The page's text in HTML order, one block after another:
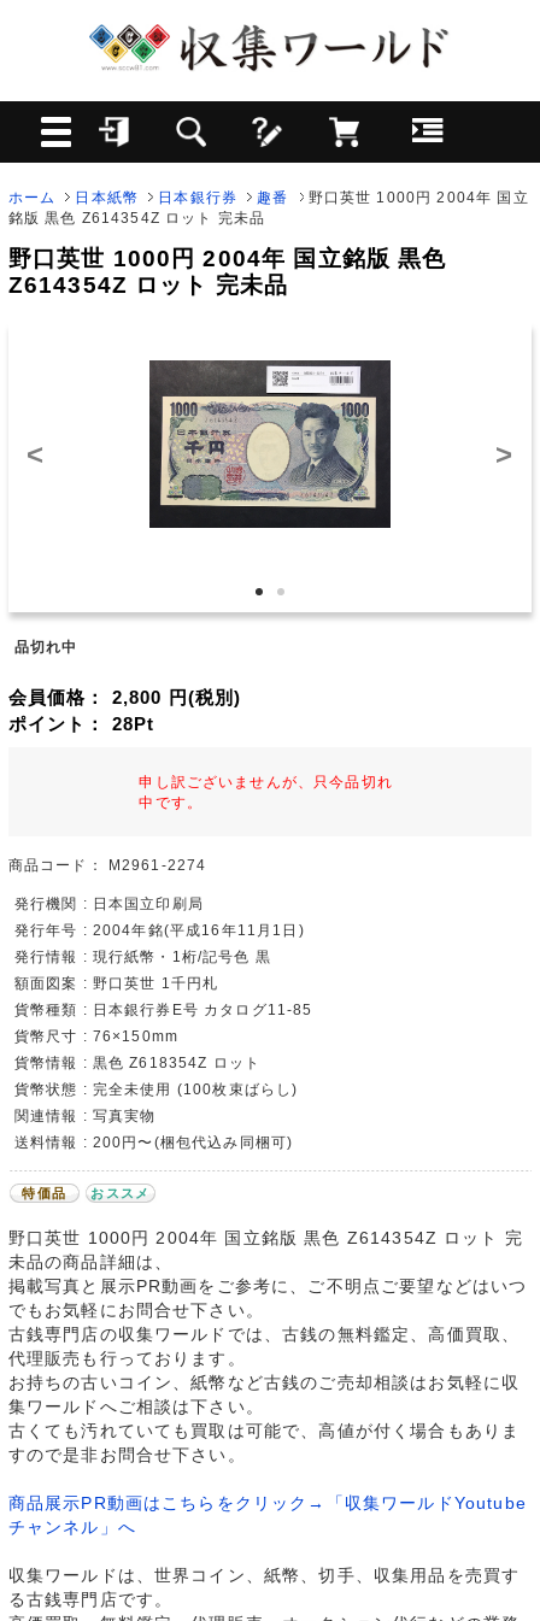
ホーム 日本紙幣 日本銀行券 趣番
野口英世 1000円 2004年 国立
銘版 黒色 Z614354Z ロット 完未品
野口英世 1000円 2004年 国立銘版 黒色
Z614354Z ロット 完未品
< >
品切れ中
会員価格： 2,800 円(税別)
ポイント： 28Pt
申し訳ございませんが、只今品切れ
中です。
商品コード： M2961-2274
発行機関 : 日本国立印刷局
発行年号 : 2004年銘(平成16年11月1日)
発行情報 : 現行紙幣・1桁/記号色 黒
額面図案 : 野口英世 1千円札
貨幣種類 : 日本銀行券E号 カタログ11-85
貨幣尺寸 : 76×150mm
貨幣情報 : 黒色 Z618354Z ロット
貨幣状態 : 完全未使用 (100枚束ばらし)
関連情報 : 写真実物
送料情報 : 200円〜(梱包代込み同梱可)
特価品 おススメ
野口英世 1000円 2004年 国立銘版 黒色 Z614354Z ロット 完
未品の商品詳細は、
掲載写真と展示PR動画をご参考に、ご不明点ご要望などはいつ
でもお気軽にお問合せ下さい。
古銭専門店の収集ワールドでは、古銭の無料鑑定、高価買取、
代理販売も行っております。
お持ちの古いコイン、紙幣など古銭のご売却相談はお気軽に収
集ワールドへご相談は下さい。
古くても汚れていても買取は可能で、高値が付く場合もありま
すので是非お問合せ下さい。
商品展示PR動画はこちらをクリック→「収集ワールドYoutube
チャンネル」へ
収集ワールドは、世界コイン、紙幣、切手、収集用品を売買す
る古銭専門店です。